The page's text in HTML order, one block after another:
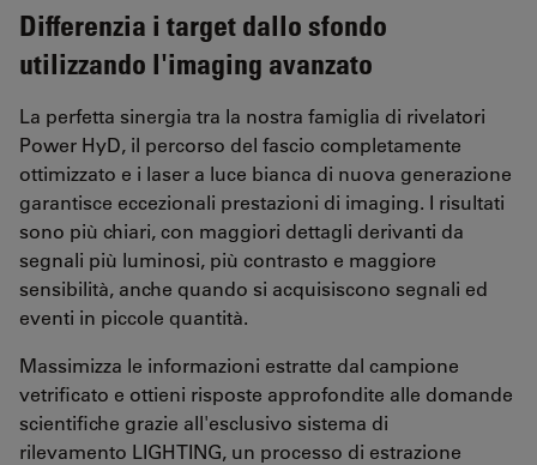
Differenzia i target dallo sfondo
utilizzando l'imaging avanzato
La perfetta sinergia tra la nostra famiglia di rivelatori
Power HyD, il percorso del fascio completamente
ottimizzato e i laser a luce bianca di nuova generazione
garantisce eccezionali prestazioni di imaging. I risultati
sono più chiari, con maggiori dettagli derivanti da
segnali più luminosi, più contrasto e maggiore
sensibilità, anche quando si acquisiscono segnali ed
eventi in piccole quantità.
Massimizza le informazioni estratte dal campione
vetrificato e ottieni risposte approfondite alle domande
scientifiche grazie all'esclusivo sistema di
rilevamento LIGHTING, un processo di estrazione